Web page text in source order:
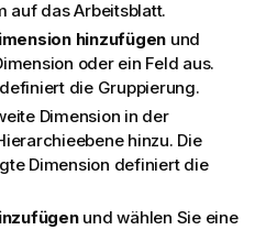
auf das Arbeitsblatt.
hinzufügen und
oder ein Feld aus.
die Gruppierung.
Dimension in der
hinzu. Die
Dimension definiert die
und wählen Sie eine